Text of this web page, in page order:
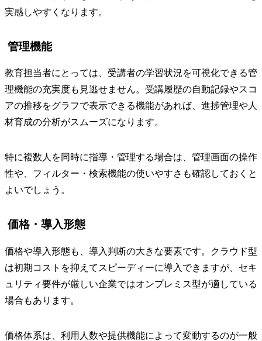
実感しやすくなります。
管理機能
教育担当者にとっては、受講者の学習状況を可視化できる管
理機能の充実度も見逃せません。受講履歴の自動記録やスコ
アの推移をグラフで表示できる機能があれば、進捗管理や人
材育成の分析がスムーズになります。
特に複数人を同時に指導・管理する場合は、管理画面の操作
性や、フィルター・検索機能の使いやすさも確認しておくと
よいでしょう。
価格・導入形態
価格や導入形態も、導入判断の大きな要素です。クラウド型
は初期コストを抑えてスピーディーに導入できますが、セキ
ュリティ要件が厳しい企業ではオンプレミス型が適している
場合もあります。
価格体系は、利用人数や提供機能によって変動するのが一般